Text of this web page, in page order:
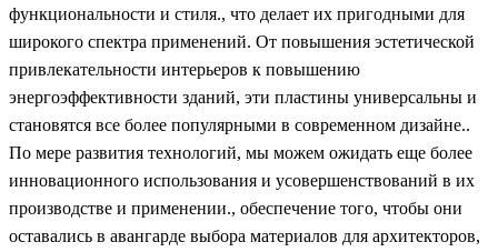
функциональности и стиля., что делает их пригодными для
широкого спектра применений. От повышения эстетической
привлекательности интерьеров к повышению
энергоэффективности зданий, эти пластины универсальны и
становятся все более популярными в современном дизайне..
По мере развития технологий, мы можем ожидать еще более
инновационного использования и усовершенствований в их
производстве и применении., обеспечение того, чтобы они
оставались в авангарде выбора материалов для архитекторов,